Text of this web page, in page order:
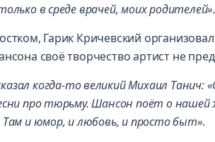
в среде врачей, моих родителей».
Гарик Кричевский
своё творчество артист не
когда-то великий Михаил
про тюрьму. Шансон поёт о
и юмор, и любовь, и просто быт».